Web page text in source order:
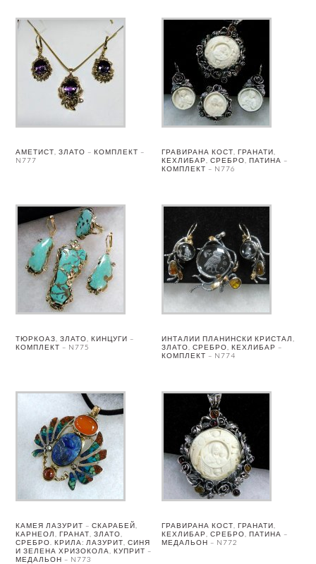
АМЕТИСТ, ЗЛАТО – КОМПЛЕКТ –
N777
ГРАВИРАНА КОСТ, ГРАНАТИ,
КЕХЛИБАР, СРЕБРО, ПАТИНА –
КОМПЛЕКТ – N776
ТЮРКОАЗ, ЗЛАТО, КИНЦУГИ –
КОМПЛЕКТ – N775
ИНТАЛИИ ПЛАНИНСКИ КРИСТАЛ,
ЗЛАТО, СРЕБРО, КЕХЛИБАР –
КОМПЛЕКТ – N774
КАМЕЯ ЛАЗУРИТ – СКАРАБЕЙ,
КАРНЕОЛ, ГРАНАТ, ЗЛАТО,
СРЕБРО. КРИЛА: ЛАЗУРИТ, СИНЯ
И ЗЕЛЕНА ХРИЗОКОЛА, КУПРИТ –
МЕДАЛЬОН – N773
ГРАВИРАНА КОСТ, ГРАНАТИ,
КЕХЛИБАР, СРЕБРО, ПАТИНА –
МЕДАЛЬОН – N772